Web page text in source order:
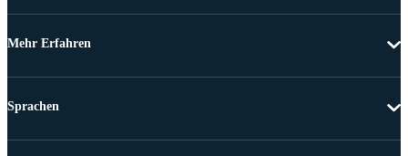
Mehr Erfahren
Sprachen